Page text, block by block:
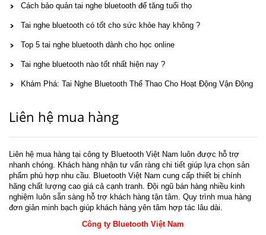
Cách bảo quản tai nghe bluetooth để tăng tuổi thọ
Tai nghe bluetooth có tốt cho sức khỏe hay không ?
Top 5 tai nghe bluetooth dành cho học online
Tai nghe bluetooth nào tốt nhất hiện nay ?
Khám Phá: Tai Nghe Bluetooth Thể Thao Cho Hoạt Động Vận Động
Liên hệ mua hàng
Liên hệ mua hàng tại công ty Bluetooth Việt Nam luôn được hỗ trợ
nhanh chóng. Khách hàng nhận tư vấn ràng chi tiết giúp lựa chọn sản
phẩm phù hợp nhu cầu. Bluetooth Việt Nam cung cấp thiết bị chính
hãng chất lượng cao giá cả cạnh tranh. Đội ngũ bán hàng nhiều kinh
nghiệm luôn sẵn sàng hỗ trợ khách hàng tận tâm. Quy trình mua hàng
đơn giản minh bạch giúp khách hàng yên tâm hợp tác lâu dài.
Công ty Bluetooth Việt Nam